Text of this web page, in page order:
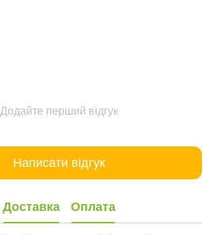
Додайте перший відгук
Написати відгук
Доставка Оплата